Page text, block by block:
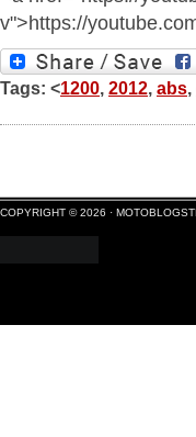
v">https://
Tags: <1200, 2012, abs,
COPYRIGHT © 2026 ·